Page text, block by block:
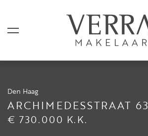
Den Haag
ARCHIMEDESSTRAAT 63
€ 730.000 K.K.
AANBOD